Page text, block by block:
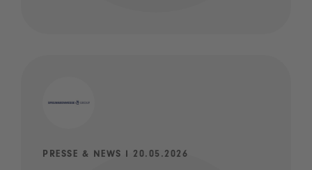
PRESSE & NEWS I 20.05.2026